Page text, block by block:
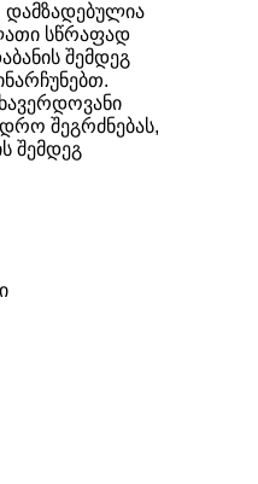
დამზადებულია
სწრაფად
შემდეგ
შეგრძნებას,
შემდეგ